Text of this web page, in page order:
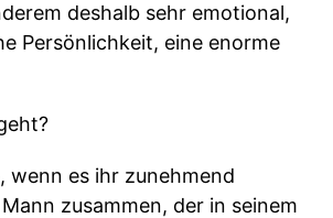
deshalb sehr emotional,
Persönlichkeit, eine enorme
wenn es ihr zunehmend
zusammen, der in seinem